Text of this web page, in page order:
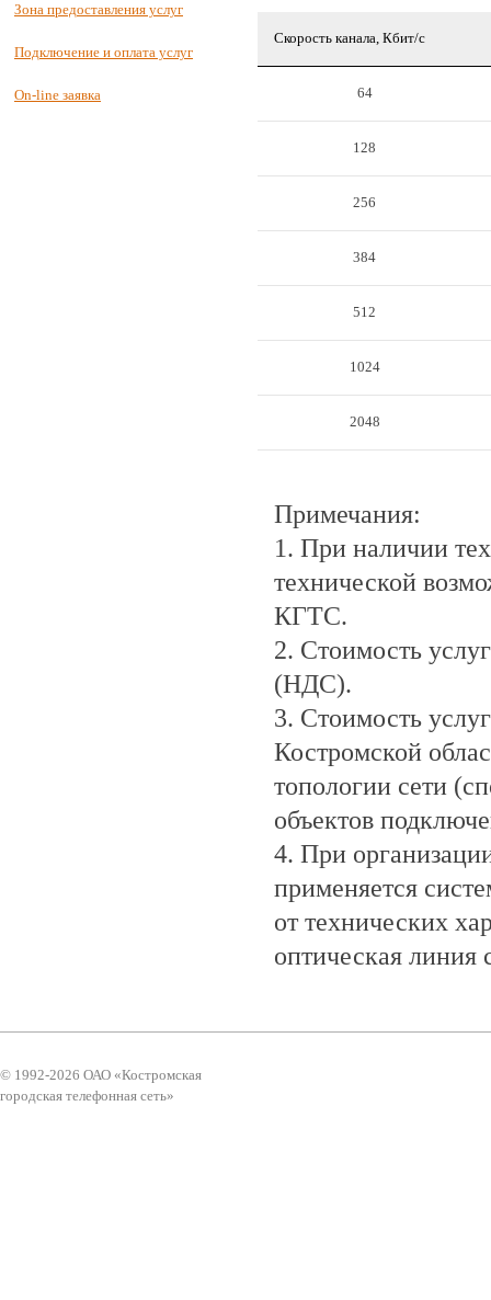
Зона предоставления услуг
Подключение и оплата услуг
On-line заявка
Скорость канала, Кбит/c
64
128
256
384
512
1024
2048
Примечания:
1. При наличии
технической
КГТС.
2. Стоимость
(НДС).
3. Стоимость
Костромской
топологии сети
объектов
4. При
применяется
от технических
оптическая линия
© 1992-2026 ОАО «Костромская
городская телефонная сеть»